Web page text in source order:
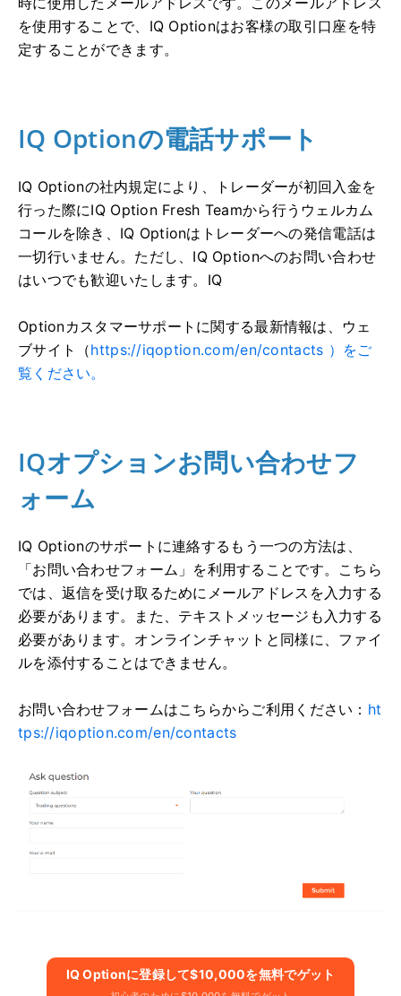
を使用することで、IQ Optionはお客様の取引口座を特
定することができます。
IQ Optionの電話サポート
IQ Optionの社内規定により、トレーダーが初回入金を
行った際にIQ Option Fresh Teamから行うウェルカム
コールを除き、IQ Optionはトレーダーへの発信電話は
一切行いません。ただし、IQ Optionへのお問い合わせ
はいつでも歓迎いたします。IQ
Optionカスタマーサポートに関する最新情報は、ウェ
ブサイト（https://iqoption.com/en/contacts ）をご
覧ください。
IQオプションお問い合わせフ
ォーム
IQ Optionのサポートに連絡するもう一つの方法は、
「お問い合わせフォーム」を利用することです。こちら
では、返信を受け取るためにメールアドレスを入力する
必要があります。また、テキストメッセージも入力する
必要があります。オンラインチャットと同様に、ファイ
ルを添付することはできません。
お問い合わせフォームはこちらからご利用ください： ht
tps://iqoption.com/en/contacts
IQ Optionに​​登録して$10,000を無料でゲット